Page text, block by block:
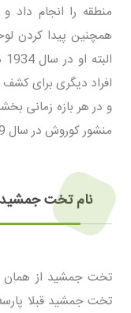
منطقه را انجام داد
همچنین پیدا کردن
افراد دیگری برای
و در هر بازه زمانی
منشور کوروش در سال 1879 توسط کارشناسان بریتانیایی پیدا شد.
نام تخت
تخت جمشید از همان
تخت جمشید قبلا